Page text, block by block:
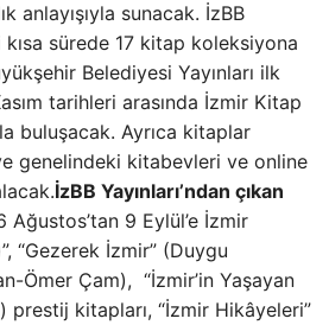
anlayışıyla sunacak. İzBB
kısa sürede 17 kitap koleksiyona
Belediyesi Yayınları ilk
tarihleri arasında İzmir Kitap
buluşacak. Ayrıca kitaplar
genelindeki kitabevleri ve online
İzBB Yayınları’ndan çıkan
Ağustos’tan 9 Eylül’e İzmir
“Gezerek İzmir” (Duygu
Ömer Çam), “İzmir’in Yaşayan
prestij kitapları, “İzmir Hikâyeleri”